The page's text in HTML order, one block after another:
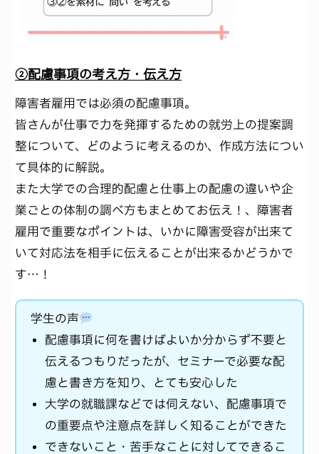
②配慮事項の考え方・伝え方
障害者雇用では必須の配慮事項。
皆さんが仕事で力を発揮するための就労上の提案調
整について、どのように考えるのか、作成方法につい
て具体的に解説。
また大学での合理的配慮と仕事上の配慮の違いや企
業ごとの体制の調べ方もまとめてお伝え！、障害者
雇用で重要なポイントは、いかに障害受容が出来て
いて対応法を相手に伝えることが出来るかどうかで
す…！
学生の声
配慮事項に何を書けばよいか分からず不要と
伝えるつもりだったが、セミナーで必要な配
慮と書き方を知り、とても安心した
大学の就職課などでは伺えない、配慮事項で
の重要点や注意点を詳しく知ることができた
できないこと・苦手なことに対してできるこ